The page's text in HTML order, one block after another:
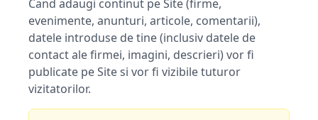
Cand adaugi continut pe Site (firme,
evenimente, anunturi, articole, comentarii),
datele introduse de tine (inclusiv datele de
contact ale firmei, imagini, descrieri) vor fi
publicate pe Site si vor fi vizibile tuturor
vizitatorilor.